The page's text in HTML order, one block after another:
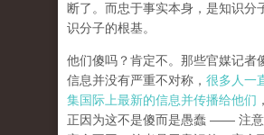
断了。而忠于事实本身，是知识分
识分子的根基。
他们傻吗？肯定不。那些官媒记者
信息并没有严重不对称， 很多人一
集国际上最新的信息并传播给他们
正因为这不是傻而是愚蠢 —— 注